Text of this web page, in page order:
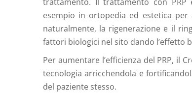
trattamento. Il trattamento con
esempio in ortopedia ed estetica per
naturalmente, la rigenerazione e il
fattori biologici nel sito dando l’effetto
Per aumentare l’efficienza del PRP, il
tecnologia arricchendola e
del paziente stesso.